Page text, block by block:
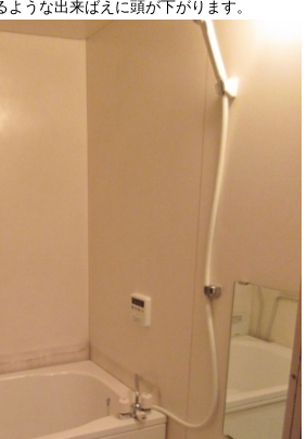
うな出来ばえに頭が下がります。